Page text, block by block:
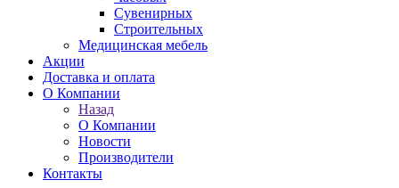
Сувенирных
Строительных
Медицинская мебель
Акции
Доставка и оплата
О Компании
Назад
О Компании
Новости
Производители
Контакты